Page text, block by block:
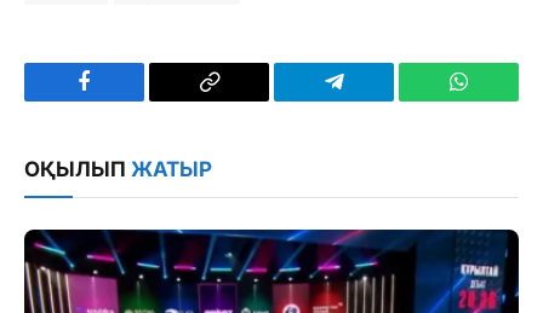
Facebook
Copy
Telegram
ОҚЫЛЫП ЖАТЫР